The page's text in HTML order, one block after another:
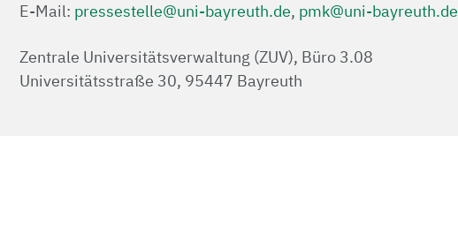
E-Mail: pressestelle@uni-bayreuth.de, pmk@uni-bayreuth.de
Zentrale Universitätsverwaltung (ZUV), Büro 3.08
Universitätsstraße 30, 95447 Bayreuth